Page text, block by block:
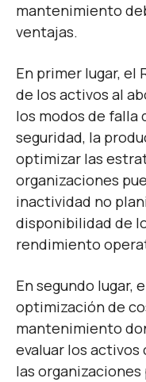
mantenimiento
ventajas.
En primer lugar, el
de los activos al
los modos de falla
seguridad, la
optimizar las
organizaciones
inactividad no
disponibilidad de
rendimiento
En segundo lugar,
optimización de
mantenimiento
evaluar los
las